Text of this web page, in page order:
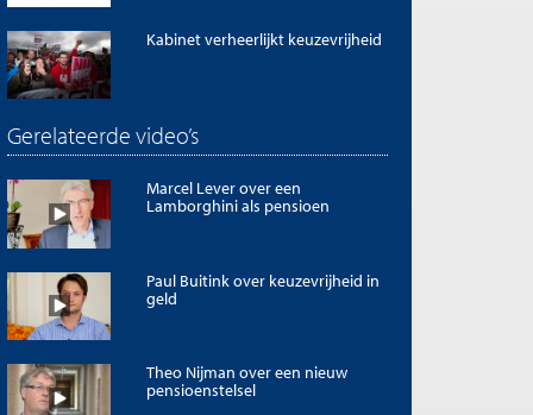
Kabinet verheerlijkt keuzevrijheid
Gerelateerde video’s
Marcel Lever over een
Lamborghini als pensioen
Paul Buitink over keuzevrijheid in
geld
Theo Nijman over een nieuw
pensioenstelsel